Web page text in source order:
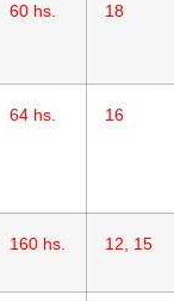
60 hs. 18
64 hs. 16
160 hs. 12, 15